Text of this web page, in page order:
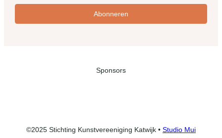
Abonneren
Sponsors
©2025 Stichting Kunstvereeniging Katwijk • Studio Mui